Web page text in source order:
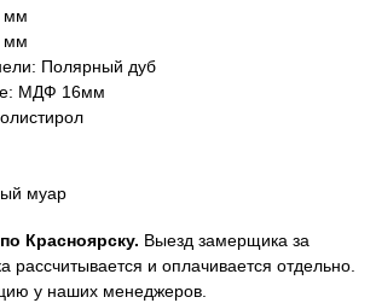
мм
мм
Полярный дуб
МДФ 16мм
муар
Красноярску. Выезд замерщика за
рассчитывается и оплачивается отдельно.
у наших менеджеров.